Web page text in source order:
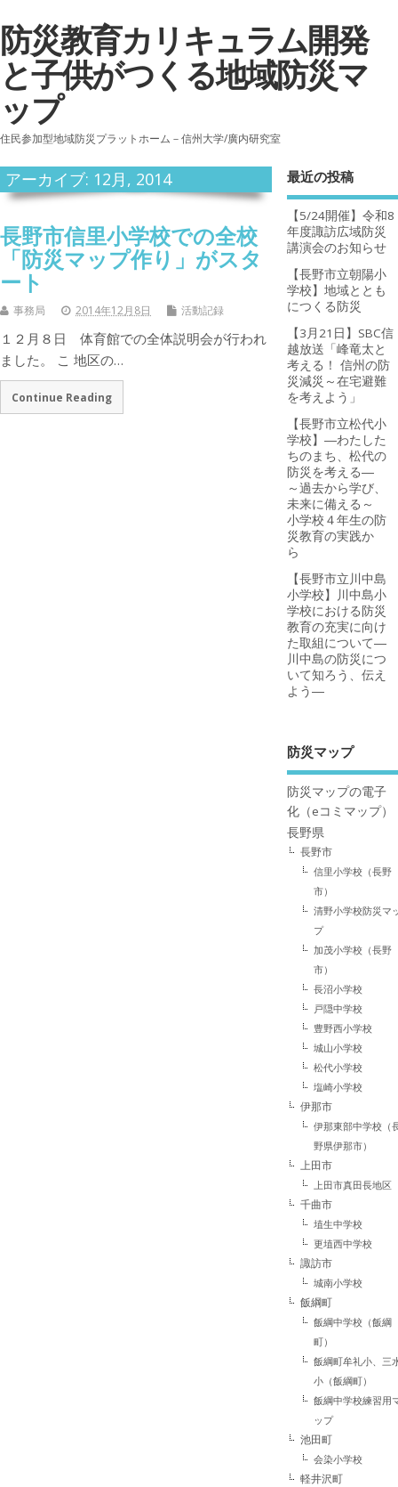
防災教育カリキュラム開発
と子供がつくる地域防災マ
ップ
住民参加型地域防災プラットホーム－信州大学/廣内研究室
アーカイブ: 12月, 2014
長野市信里小学校での全校
「防災マップ作り」がスタ
ート
事務局 2014年12月8日 活動記録
１２月８日 体育館での全体説明会が行われ
ました。 こ 地区の…
Continue Reading
最近の投稿
【5/24開催】令和8
年度諏訪広域防災
講演会のお知らせ
【長野市立朝陽小
学校】地域ととも
につくる防災
【3月21日】SBC信
越放送「峰竜太と
考える！ 信州の防
災減災～在宅避難
を考えよう」
【長野市立松代小
学校】―わたした
ちのまち、松代の
防災を考える―
～過去から学び、
未来に備える～
小学校４年生の防
災教育の実践か
ら
【長野市立川中島
小学校】川中島小
学校における防災
教育の充実に向け
た取組について―
川中島の防災につ
いて知ろう、伝え
よう―
防災マップ
防災マップの電子
化（eコミマップ）
長野県
長野市
信里小学校（長野
市）
清野小学校防災マ
プ
加茂小学校（長野
市）
長沼小学校
戸隠中学校
豊野西小学校
城山小学校
松代小学校
塩崎小学校
伊那市
伊那東部中学校（
野県伊那市）
上田市
上田市真田長地区
千曲市
埴生中学校
更埴西中学校
諏訪市
城南小学校
飯綱町
飯綱中学校（飯綱
町）
飯綱町牟礼小、三
小（飯綱町）
飯綱中学校練習用
ップ
池田町
会染小学校
軽井沢町